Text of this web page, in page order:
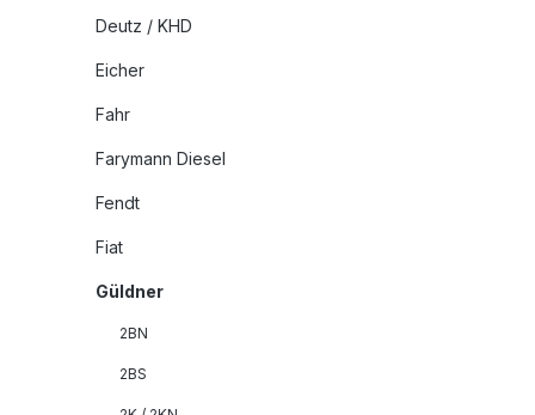
Deutz / KHD
Eicher
Fahr
Farymann Diesel
Fendt
Fiat
Güldner
2BN
2BS